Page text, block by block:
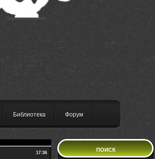
Библиотека Форум
17:36 ПОИСК